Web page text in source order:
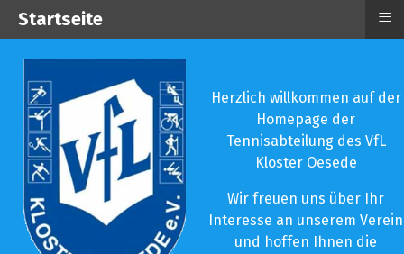
Herzlich willkommen auf der
Homepage der
Tennisabteilung des VfL
Kloster Oesede
Wir freuen uns über Ihr
Interesse an unserem Verein
und hoffen Ihnen die
Startseite ≡